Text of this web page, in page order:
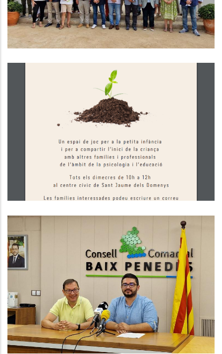
Servei D'acompanyament A La
Criança Per A Famílies Amb Infants
S. socials
El CCBP Anuncia La 2a Edició A
Partir Del Mes De Setembre Del
Programa Dones RIU
P. econòmica